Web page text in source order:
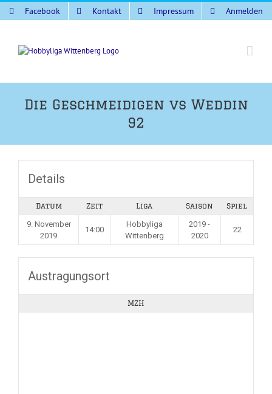
Zum
Inhalt
Facebook Kontakt Impressum Anmelden
Die Geschmeidigen vs Weddin
92
Details
Datum Zeit Liga Saison Spiel
9. November
2019
14:00
Hobbyliga
Wittenberg
2019 -
2020
22
Austragungsort
MZH